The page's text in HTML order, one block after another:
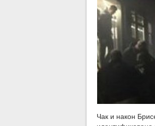
Чак и након